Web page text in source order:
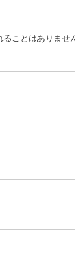
ことはありませ